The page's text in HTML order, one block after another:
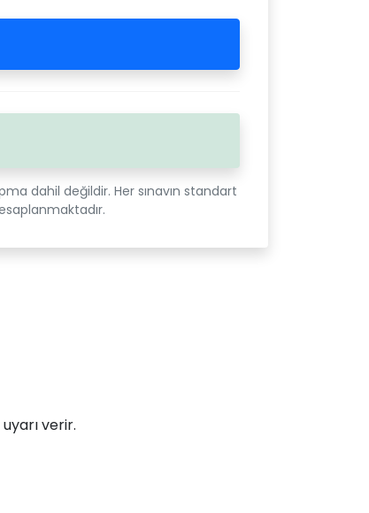
dahil değildir. Her sınavın standart
verir.